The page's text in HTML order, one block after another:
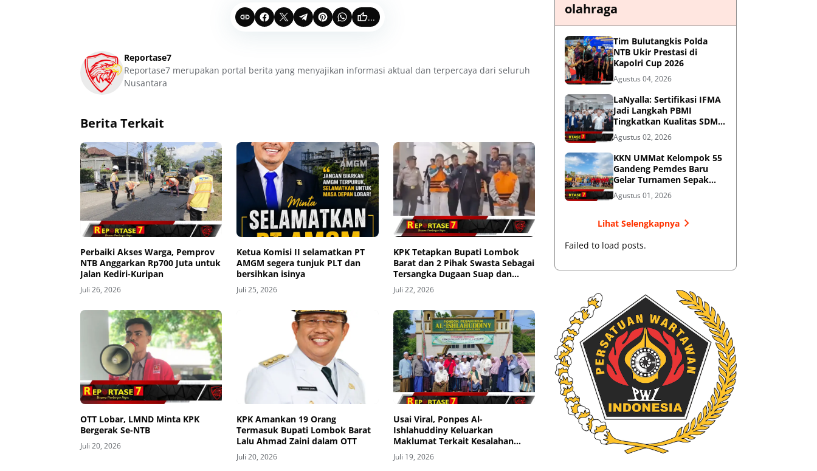
...
Reportase7
Reportase7 merupakan portal berita yang menyajikan informasi aktual dan terpercaya dari seluruh
Nusantara
Berita Terkait
Perbaiki Akses Warga, Pemprov
NTB Anggarkan Rp700 Juta untuk
Jalan Kediri-Kuripan
Juli 26, 2026
Ketua Komisi II selamatkan PT
AMGM segera tunjuk PLT dan
bersihkan isinya
Juli 25, 2026
KPK Tetapkan Bupati Lombok
Barat dan 2 Pihak Swasta Sebagai
Tersangka Dugaan Suap dan
Gratifikasi Proyek
Juli 22, 2026
OTT Lobar, LMND Minta KPK
Bergerak Se-NTB
Juli 20, 2026
KPK Amankan 19 Orang
Termasuk Bupati Lombok Barat
Lalu Ahmad Zaini dalam OTT
Juli 20, 2026
Usai Viral, Ponpes Al-
Ishlahuddiny Keluarkan
Maklumat Terkait Kesalahan
Visual Berita
Juli 19, 2026
olahraga
Tim Bulutangkis Polda
NTB Ukir Prestasi di
Kapolri Cup 2026
Agustus 04, 2026
LaNyalla: Sertifikasi IFMA
Jadi Langkah PBMI
Tingkatkan Kualitas SDM
Muaythai
Agustus 02, 2026
KKN UMMat Kelompok 55
Gandeng Pemdes Baru
Gelar Turnamen Sepak
Bola
Agustus 01, 2026
Lihat Selengkapnya
Failed to load posts.